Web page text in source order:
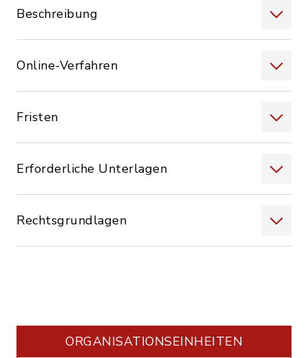
Beschreibung
Online-Verfahren
Fristen
Erforderliche Unterlagen
Rechtsgrundlagen
ORGANISATIONS­EINHEITEN